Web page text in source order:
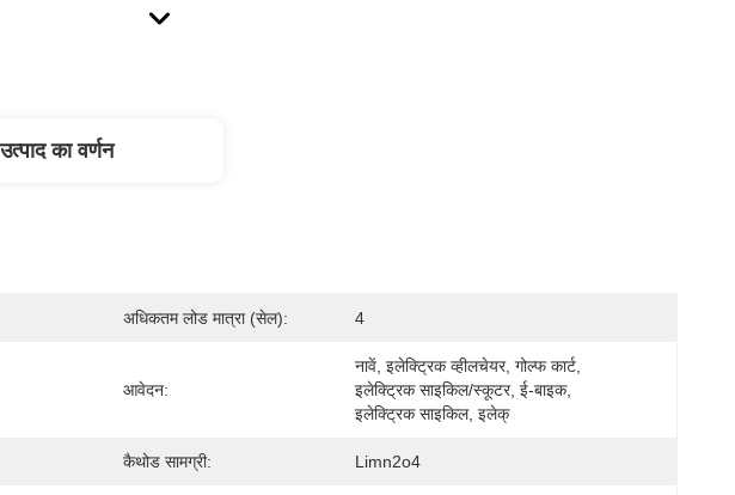
उत्पाद का वर्णन
अधिकतम लोड मात्रा (सेल): 4
आवेदन:
नावें, इलेक्ट्रिक व्हीलचेयर, गोल्फ कार्ट,
इलेक्ट्रिक साइकिल/स्कूटर, ई-बाइक,
इलेक्ट्रिक साइकिल, इलेक्
कैथोड सामग्री: Limn2o4